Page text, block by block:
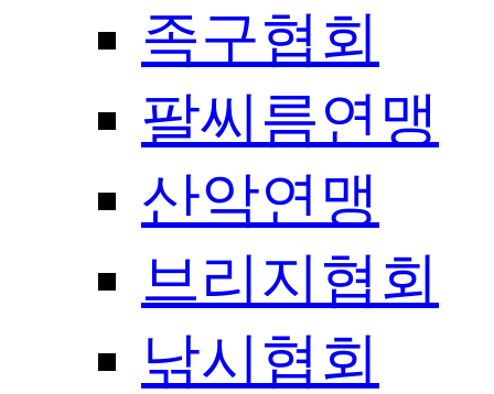
족구협회
팔씨름연맹
산악연맹
브리지협회
낚시협회